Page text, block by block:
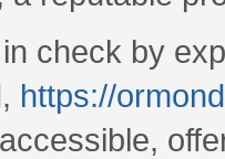
check by
https://